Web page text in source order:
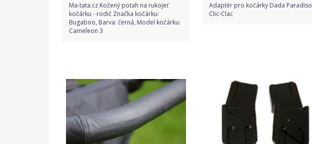
Ma-tata.cz Kožený potah na rukojeť
kočárku - rodič Značka kočárku:
Bugaboo, Barva: černá, Model kočárku:
Cameleon 3
Detail produktu
Adaptér pro kočárky Dada Paradiso
Clic-Clac